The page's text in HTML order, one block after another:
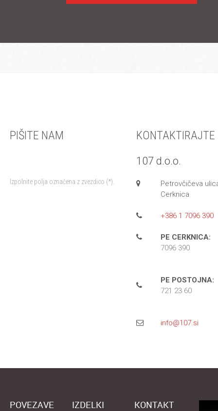
PIŠITE NAM
Izpolnite polja označena z zvezdico (*).
KONTAKTIRAJTE
107 d.o.o.
Petrovčičeva
Cerknica
+386 1 7096 390
PE CERKNICA:
7096 390
PE POSTOJNA:
721 23 60
info@107.si
POVEZAVE IZDELKI KONTAKT